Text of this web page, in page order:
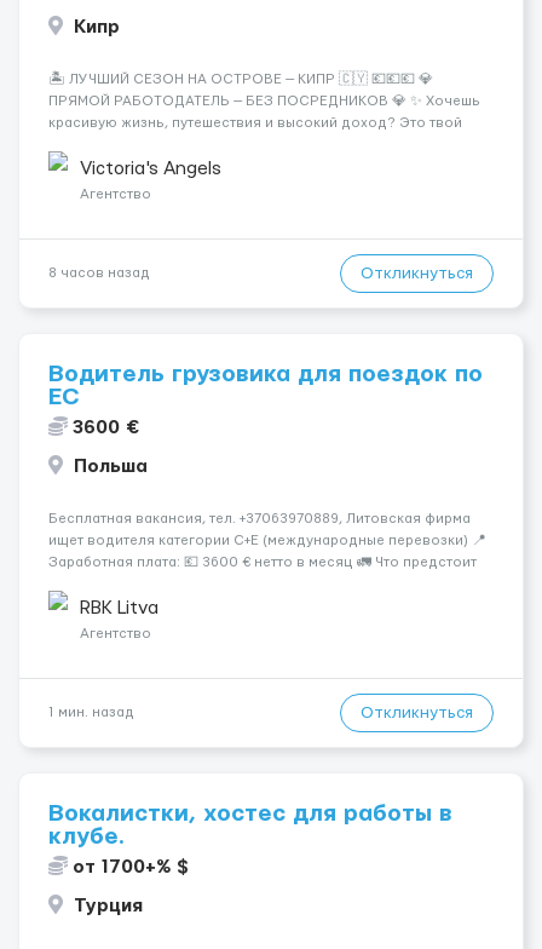
Кипр
🏝️ ЛУЧШИЙ СЕЗОН НА ОСТРОВЕ — КИПР 🇨🇾 💶💶💶 💎
ПРЯМОЙ РАБОТОДАТЕЛЬ — БЕЗ ПОСРЕДНИКОВ 💎 ✨ Хочешь
красивую жизнь, путешествия и высокий доход? Это твой
Опытная команда с годами практики — Стабильный поток
клиентов (без ...
Victoria's Angels
Агентство
8 часов назад Откликнуться
Водитель грузовика для поездок по
ЕС
3600 €
Польша
Бесплатная вакансия, тел. +37063970889, Литовская фирма
ищет водителя категории C+E (международные перевозки) 📍
Заработная плата: 💶 3600 € нетто в месяц 🚛 Что предстоит
рефрижераторах. В среднем 400–500 км в день. Погрузки и
разгрузки...
RBK Litva
Агентство
1 мин. назад Откликнуться
Вокалистки, хостес для работы в
клубе.
от 1700+% $
Турция